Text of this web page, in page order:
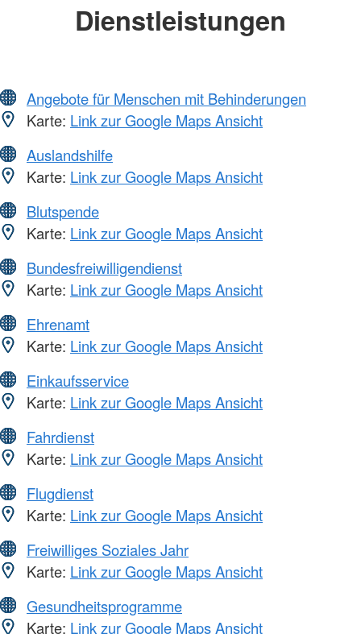
Dienstleistungen
Angebote für Menschen mit Behinderungen
Karte: Link zur Google Maps Ansicht
Auslandshilfe
Karte: Link zur Google Maps Ansicht
Blutspende
Karte: Link zur Google Maps Ansicht
Bundesfreiwilligendienst
Karte: Link zur Google Maps Ansicht
Ehrenamt
Karte: Link zur Google Maps Ansicht
Einkaufsservice
Karte: Link zur Google Maps Ansicht
Fahrdienst
Karte: Link zur Google Maps Ansicht
Flugdienst
Karte: Link zur Google Maps Ansicht
Freiwilliges Soziales Jahr
Karte: Link zur Google Maps Ansicht
Gesundheitsprogramme
Karte: Link zur Google Maps Ansicht